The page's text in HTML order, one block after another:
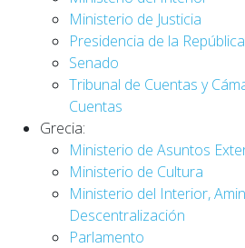
Ministerio de Justicia
Presidencia de la República
Senado
Tribunal de Cuentas y
Cuentas
Grecia:
Ministerio de Asuntos
Ministerio de Cultura
Ministerio del Interior,
Descentralización
Parlamento